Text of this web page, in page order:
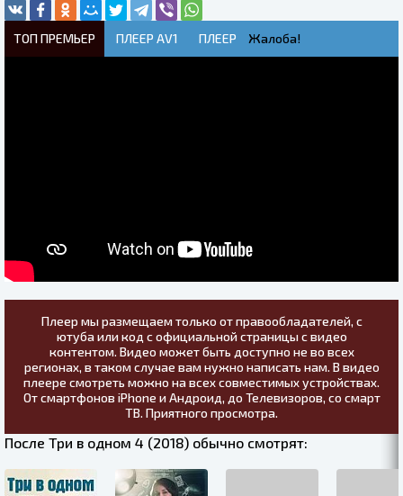
ТОП ПРЕМЬЕР ПЛЕЕР AV1 ПЛЕЕР Жалоба!
Плеер мы размещаем только от правообладателей, с
ютуба или код с официальной страницы с видео
контентом. Видео может быть доступно не во всех
регионах, в таком случае вам нужно написать нам. В видео
плеере смотреть можно на всех совместимых устройствах.
От смартфонов iPhone и Андроид, до Телевизоров, со смарт
ТВ. Приятного просмотра.
После Три в одном 4 (2018) обычно смотрят: